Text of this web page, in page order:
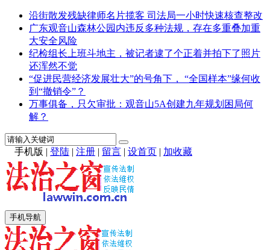
沿街散发残缺律师名片揽客 司法局一小时快速核查整改
广东观音山森林公园内违反多种法规，存在多重叠加重
大安全风险
纪检组长上班斗地主，被记者逮了个正着并拍下了照片
还浑然不觉
“促进民营经济发展壮大”的号角下， “全国样本”缘何收
到“撤销令”？
万事俱备，只欠审批：观音山5A创建九年规划困局何
解？
手机版 | 登陆 | 注册 | 留言 | 设首页 | 加收藏
手机导航